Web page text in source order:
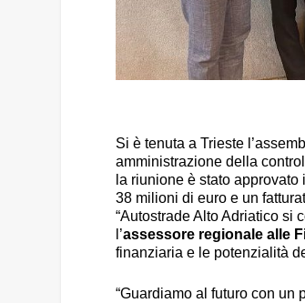
Si è tenuta a Trieste
amministrazione della
la riunione è stato
38 milioni di euro e un
“Autostrade Alto Adriatico si
l’assessore regionale alle
finanziaria e le potenzialità
“Guardiamo al futuro con